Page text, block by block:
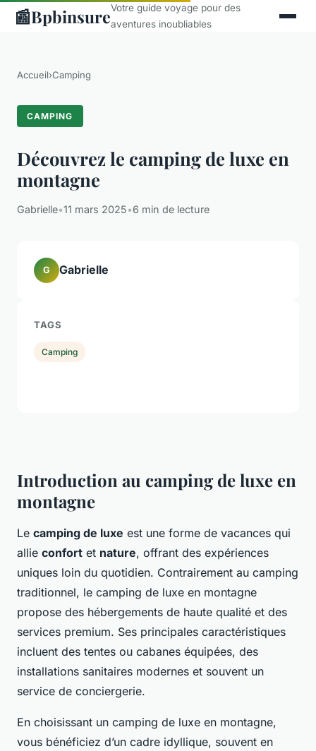
📰BpbinsureVotre guide voyage pour des
aventures inoubliables
Accueil›Camping
CAMPING
Découvrez le camping de luxe en
montagne
Gabrielle•11 mars 2025•6 min de lecture
Introduction au camping de luxe en
montagne
Le camping de luxe est une forme de vacances qui
allie confort et nature, offrant des expériences
uniques loin du quotidien. Contrairement au camping
traditionnel, le camping de luxe en montagne
propose des hébergements de haute qualité et des
services premium. Ses principales caractéristiques
incluent des tentes ou cabanes équipées, des
installations sanitaires modernes et souvent un
service de conciergerie.
En choisissant un camping de luxe en montagne,
vous bénéficiez d’un cadre idyllique, souvent en
G Gabrielle
TAGS
Camping